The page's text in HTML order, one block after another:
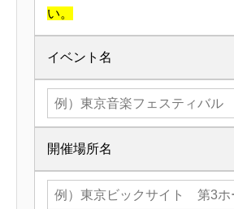
い。
イベント名
開催場所名